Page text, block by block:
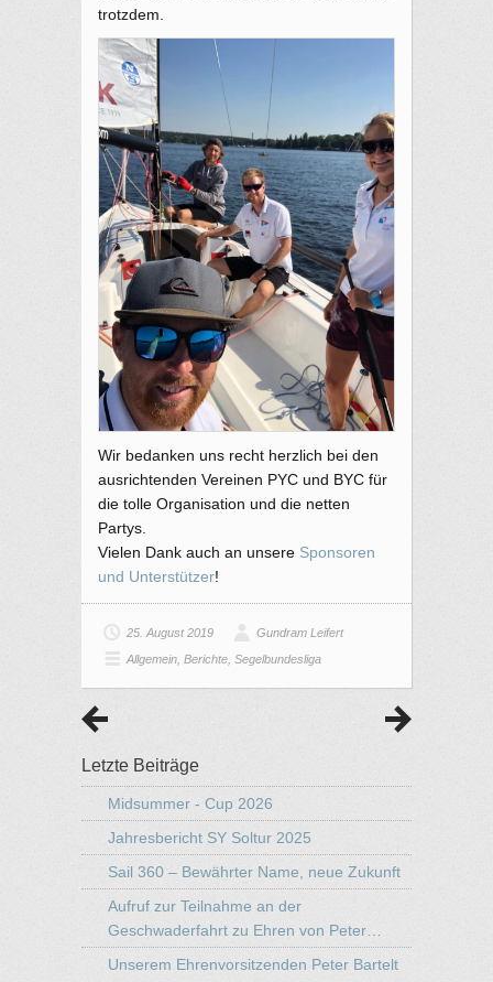
trotzdem.
Wir bedanken uns recht herzlich bei den
ausrichtenden Vereinen PYC und BYC für
die tolle Organisation und die netten
Partys.
Vielen Dank auch an unsere Sponsoren
und Unterstützer!
25. August 2019
Gundram Leifert
Allgemein, Berichte, Segelbundesliga
Letzte Beiträge
Midsummer - Cup 2026
Jahresbericht SY Soltur 2025
Sail 360 – Bewährter Name, neue Zukunft
Aufruf zur Teilnahme an der
Geschwaderfahrt zu Ehren von Peter…
Unserem Ehrenvorsitzenden Peter Bartelt